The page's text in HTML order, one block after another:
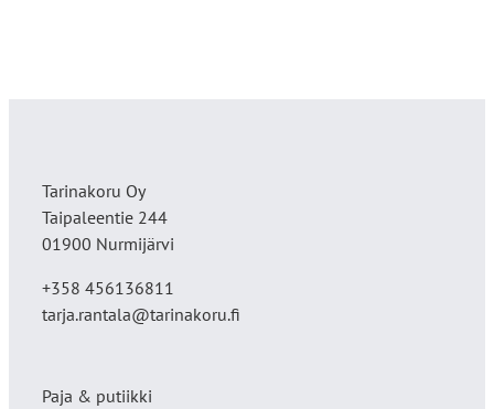
Tarinakoru Oy
Taipaleentie 244
01900 Nurmijärvi
+358 456136811
tarja.rantala@tarinakoru.fi
Paja & putiikki